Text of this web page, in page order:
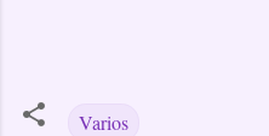
Varios